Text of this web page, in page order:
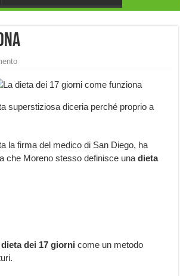
superstiziosa diceria perché proprio a
la firma del medico di San Diego, ha
che Moreno stesso definisce una dieta
dieta dei 17 giorni come un metodo